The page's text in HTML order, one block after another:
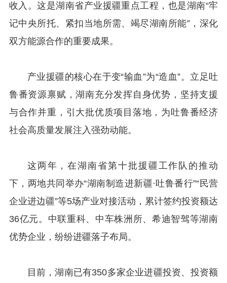
收入。这是湖南省产业援疆重点工程，也是湖南“牢
记中央所托、紧扣当地所需、竭尽湖南所能”，深化
双方能源合作的重要成果。
产业援疆的核心在于变“输血”为“造血”。立足吐
鲁番资源禀赋，湖南充分发挥自身优势，坚持支援
与合作并重，引大批优质项目落地，为吐鲁番经济
社会高质量发展注入强劲动能。
这两年，在湖南省第十批援疆工作队的推动
下，两地共同举办“湖南制造进新疆·吐鲁番行”“民营
企业进边疆”等5场产业对接活动，累计签约投资额达
36亿元。中联重科、中车株洲所、希迪智驾等湖南
优势企业，纷纷进疆落子布局。
目前，湖南已有350多家企业进疆投资、投资额